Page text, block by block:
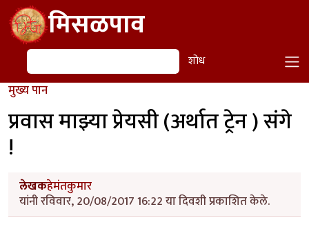
Skip to main contentमिसळपाव
शोध शोध
मुख्य पान
प्रवास माझ्या प्रेयसी (अर्थात ट्रेन ) संगे
!
लेखकहेमंतकुमार
यांनी रविवार, 20/08/2017 16:22 या दिवशी प्रकाशित केले.